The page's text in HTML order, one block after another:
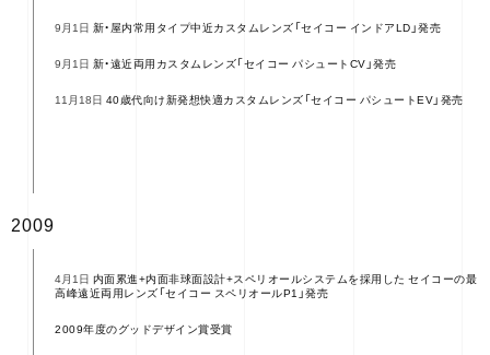
9月1日 新・屋内常用タイプ中近カスタムレンズ「セイコー インドアLD」発売
9月1日 新・遠近両用カスタムレンズ「セイコー パシュートCV」発売
11月18日 40歳代向け新発想快適カスタムレンズ「セイコー パシュートEV」発売
2009
4月1日 内面累進+内面非球面設計+スペリオールシステムを採用した セイコーの最
高峰遠近両用レンズ「セイコー スペリオールP1」発売
2009年度のグッドデザイン賞受賞